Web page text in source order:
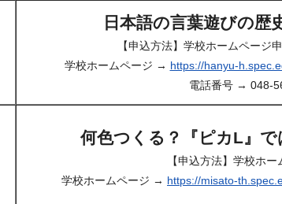
日本語の言葉遊びの歴
【申込方法】学校ホームページ
学校ホームページ → https://hanyu-
電話番号 → 048-
何色つくる？『ピカL』
【申込方法】学校ホー
学校ホームページ → https://misato-